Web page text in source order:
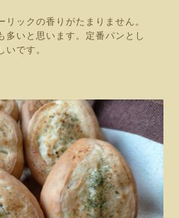
ックの香りがたまりません。
多いと思います。定番パンとし
です。